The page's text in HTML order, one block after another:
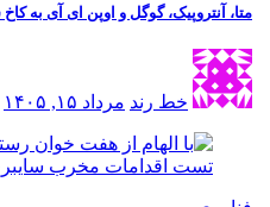
متا، آنتروپیک، گوگل و اوپن ای آی به
خط رند مرداد ۱۵, ۱۴۰۵